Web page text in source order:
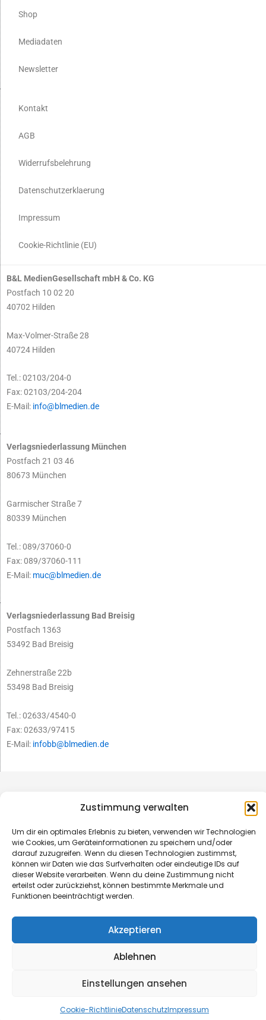
Zustimmung verwalten
Um dir ein optimales Erlebnis zu bieten, verwenden wir Technologien
wie Cookies, um Geräteinformationen zu speichern und/oder
darauf zuzugreifen. Wenn du diesen Technologien zustimmst,
können wir Daten wie das Surfverhalten oder eindeutige IDs auf
dieser Website verarbeiten. Wenn du deine Zustimmung nicht
erteilst oder zurückziehst, können bestimmte Merkmale und
Funktionen beeinträchtigt werden.
Akzeptieren
Ablehnen
Einstellungen ansehen
Cookie-RichtlinieDatenschutzImpressum
Shop
Mediadaten
Newsletter
Kontakt
AGB
Widerrufsbelehrung
Datenschutzerklaerung
Impressum
Cookie-Richtlinie (EU)
B&L MedienGesellschaft mbH & Co. KG
Postfach 10 02 20
40702 Hilden
Max-Volmer-Straße 28
40724 Hilden
Tel.: 02103/204-0
Fax: 02103/204-204
E-Mail: info@blmedien.de
Verlagsniederlassung München
Postfach 21 03 46
80673 München
Garmischer Straße 7
80339 München
Tel.: 089/37060-0
Fax: 089/37060-111
E-Mail: muc@blmedien.de
Verlagsniederlassung Bad Breisig
Postfach 1363
53492 Bad Breisig
Zehnerstraße 22b
53498 Bad Breisig
Tel.: 02633/4540-0
Fax: 02633/97415
E-Mail: infobb@blmedien.de
Made with ♥ by HLT GmbH & Co. KG